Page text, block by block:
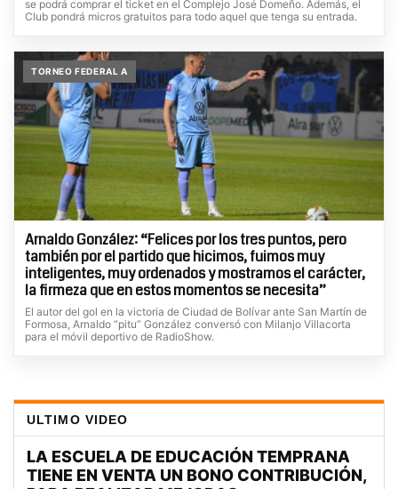
se podrá comprar el ticket en el Complejo José Domeño. Además, el
Club pondrá micros gratuitos para todo aquel que tenga su entrada.
TORNEO FEDERAL A
Arnaldo González: “Felices por los tres puntos, pero
también por el partido que hicimos, fuimos muy
inteligentes, muy ordenados y mostramos el carácter,
la firmeza que en estos momentos se necesita”
El autor del gol en la victoria de Ciudad de Bolívar ante San Martín de
Formosa, Arnaldo “pitu” González conversó con Milanjo Villacorta
para el móvil deportivo de RadioShow.
ULTIMO VIDEO